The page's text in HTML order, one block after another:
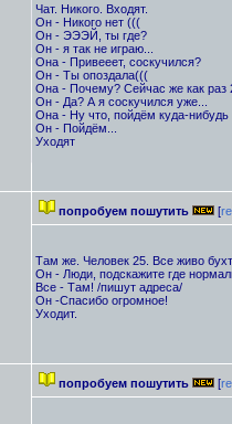
Чат. Никого. Входят.
Он - Никого нет (((
Он - ЭЭЭЙ, ты где?
Он - я так не играю...
Она - Привееет, соскучился?
Он - Ты опоздала(((
Она - Почему? Сейчас же как раз
Он - Да? А я соскучился уже...
Она - Ну что, пойдём куда-
Он - Пойдём...
Уходят
попробуем пошутить [
Там же. Человек 25. Все живо
Он - Люди, подскажите где
Все - Там! /пишут адреса/
Он -Спасибо огромное!
Уходит.
попробуем пошутить [